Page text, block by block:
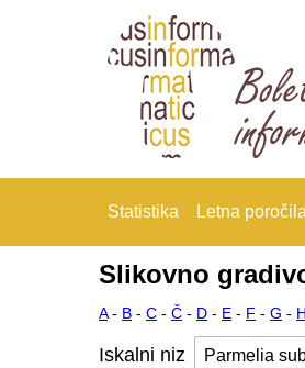
Statistika Letna poročila
Slikovno
A- B - C - Č - D - E - F - G - H
Iskalni niz